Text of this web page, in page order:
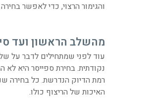
והגימור הרצוי, כדי לאפשר
מהשלב הראשון ועד
עוד לפני שמתחילים לדבר על
נקודתית. בחירת ספייסר היא
רמת הדיוק הנדרשת. כל בחירה
האיכות של הריצוף כולו.